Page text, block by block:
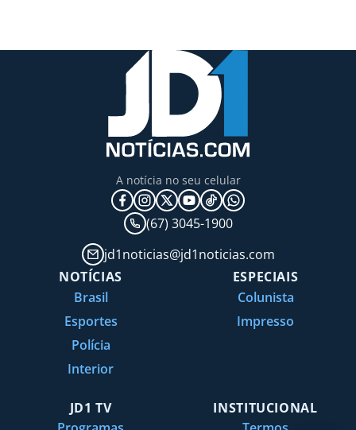
A notícia no seu celular
(67) 3045-1900
jd1noticias@jd1noticias.com
NOTÍCIAS
Brasil
Esportes
Polícia
Interior
ESPECIAIS
Colunista
Impresso
JD1 TV
INSTITUCIONAL